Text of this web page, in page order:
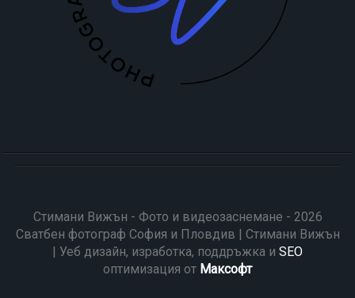
Стимани Вижън - Фото и видеозаснемане - 2026
Сватбен фотограф София и Пловдив | Стимани Вижън
| Уеб дизайн, изработка, поддръжка и SEO
оптимизация от Максофт